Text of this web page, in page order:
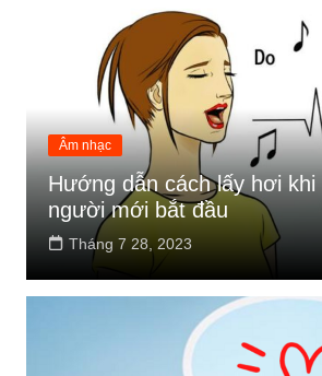
Âm nhạc
Hướng dẫn cách lấy hơi khi
người mới bắt đầu
Tháng 7 28, 2023